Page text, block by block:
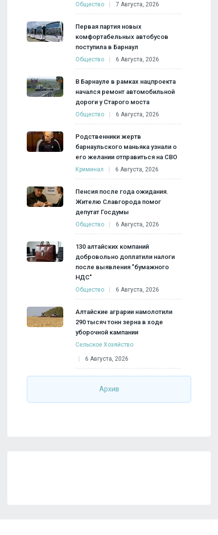
Общество 7 Августа, 2026
Первая партия новых
комфортабельных автобусов
поступила в Барнаул
Общество 6 Августа, 2026
В Барнауле в рамках нацпроекта
начался ремонт автомобильной
дороги у Старого моста
Общество 6 Августа, 2026
Родственники жертв
барнаульского маньяка узнали о
его желании отправиться на СВО
Криминал 6 Августа, 2026
Пенсия после года ожидания.
Жителю Славгорода помог
депутат Госдумы
Общество 6 Августа, 2026
130 алтайских компаний
добровольно доплатили налоги
после выявления "бумажного
НДС"
Общество 6 Августа, 2026
Алтайские аграрии намолотили
290 тысяч тонн зерна в ходе
уборочной кампании
Сельское Хозяйство
6 Августа, 2026
Архив